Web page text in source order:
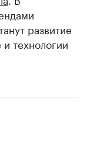
развитие
технологии